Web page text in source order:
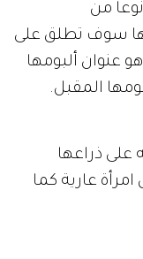
من
سوف تطلق على
عنوان ألبومها
المقبل.
ذراعها
عارية كما